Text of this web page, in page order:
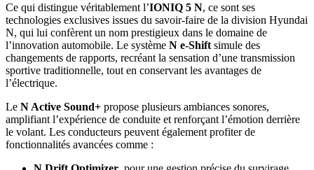
Ce qui distingue véritablement l’IONIQ 5 N, ce sont ses
technologies exclusives issues du savoir-faire de la division Hyundai
N, qui lui confèrent un nom prestigieux dans le domaine de
l’innovation automobile. Le système N e-Shift simule des
changements de rapports, recréant la sensation d’une transmission
sportive traditionnelle, tout en conservant les avantages de
l’électrique.
Le N Active Sound+ propose plusieurs ambiances sonores,
amplifiant l’expérience de conduite et renforçant l’émotion derrière
le volant. Les conducteurs peuvent également profiter de
fonctionnalités avancées comme :